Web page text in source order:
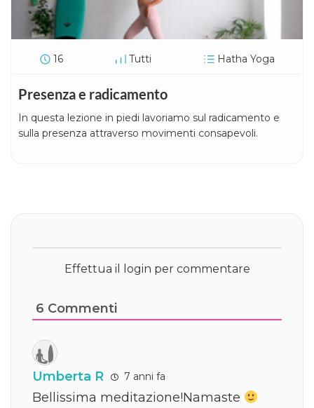
16 Tutti Hatha Yoga
Presenza e radicamento
In questa lezione in piedi lavoriamo sul radicamento e
sulla presenza attraverso movimenti consapevoli.
Effettua il login per commentare
6 Commenti
Umberta R 7 anni fa
Bellissima meditazione!Namaste